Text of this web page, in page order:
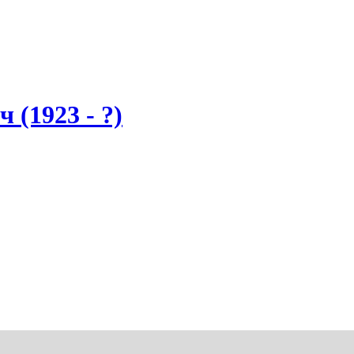
(1923 - ?)